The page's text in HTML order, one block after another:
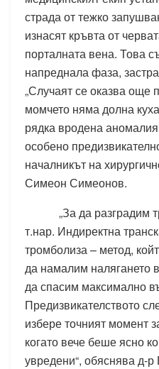
страда от тежко
изнасят кръвта от
порталната вена. Това
напреднала фаза,
„Случаят се оказва още
момчето няма долна
рядка вродена
особено
началникът на
Симеон Симеонов.
„За да разградим
т.нар. Индиректна
тромболиза – метод,
да намалим налягането
да спасим максимално
Предизвикателството
избере точният момент
когато вече беше ясно
увредени“, обяснява д-р